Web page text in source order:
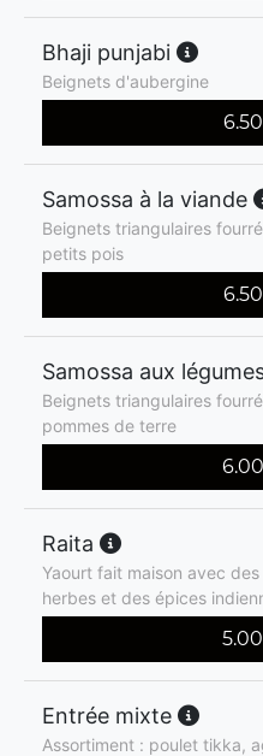
Bhaji punjabi
Beignets d'aubergine
6.50
Samossa à la viande
Beignets triangulaires
petits pois
6.50
Samossa aux
Beignets triangulaires
pommes de terre
6.00
Raita
Yaourt fait maison avec
herbes et des épices
5.00
Entrée mixte
Assortiment : poulet tikka,